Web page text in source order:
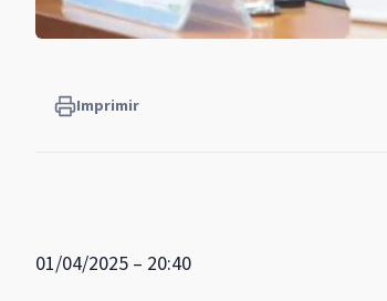
Imprimir
01/04/2025 – 20:40